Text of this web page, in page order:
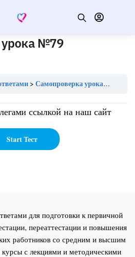
№79
Самопроверка урока №79 (остеопатия)
ссылкой на наш сайт
для подготовки к первичной
переаттестации и повышения
работников со средним и высшим
с лекциями и методическими